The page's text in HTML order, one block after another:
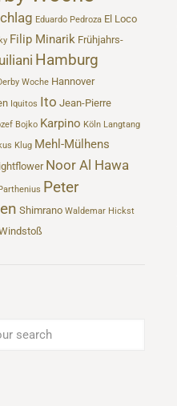
Eduardo Pedroza El Loco
Filip Minarik Frühjahrs-
Hamburg
Woche Hannover
Iquitos Ito Jean-Pierre
Bojko Karpino Köln Langtang
Klug Mehl-Mülhens
Noor Al Hawa
Peter
Shimrano Waldemar Hickst